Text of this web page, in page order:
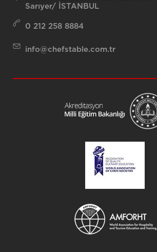
Sarıyer/ İSTANBUL
0 212 258 8884
info@chefstable.com.tr